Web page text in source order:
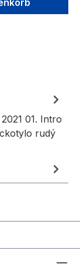
01. Intro
rudý